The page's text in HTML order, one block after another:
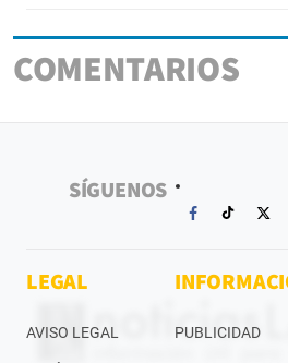
COMENTARIOS
SÍGUENOS
LEGAL
AVISO LEGAL PUBLICIDAD